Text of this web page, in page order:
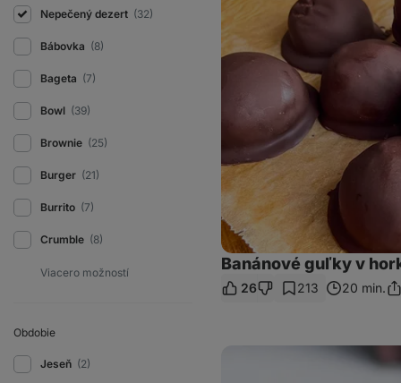
Nepečený dezert (32)
Bábovka (8)
Bageta (7)
Bowl (39)
Brownie (25)
Burger (21)
Burrito (7)
Crumble (8)
Obdobie
Jeseň (2)
Banánové guľky v
26 213 20 min.